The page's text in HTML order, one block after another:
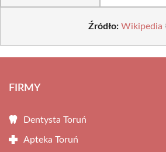
Źródło: Wikipedia
FIRMY
Dentysta Toruń
Apteka Toruń